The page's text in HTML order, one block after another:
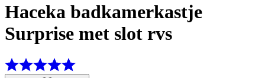
Haceka badkamerkastje
Surprise met slot rvs